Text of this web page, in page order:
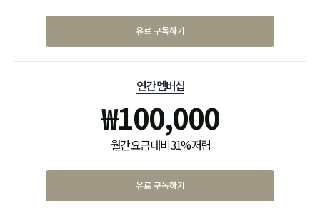
유료 구독하기
연간 멤버십
₩100,000
월간 요금 대비 31% 저렴
유료 구독하기